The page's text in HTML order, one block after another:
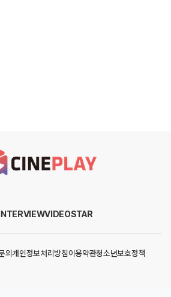
VIDEOSTAR
의개인정보처리방침이용약관청소년보호정책